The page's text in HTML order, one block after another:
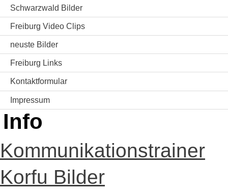
Schwarzwald Bilder
Freiburg Video Clips
neuste Bilder
Freiburg Links
Kontaktformular
Impressum
Info
Kommunikationstrainer
Korfu Bilder